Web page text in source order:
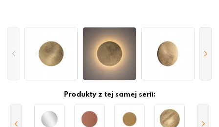
Produkty z tej samej serii: